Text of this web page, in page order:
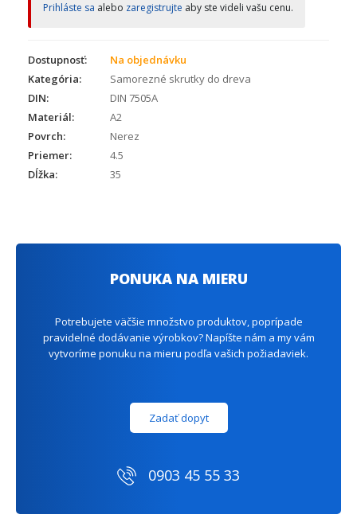
Prihláste sa alebo zaregistrujte aby ste videli vašu cenu.
Dostupnosť:
Na objednávku
Kategória:
Samorezné skrutky do dreva
DIN:
DIN 7505A
Materiál:
A2
Povrch:
Nerez
Priemer:
4.5
Dĺžka:
35
PONUKA NA MIERU
Potrebujete väčšie množstvo produktov, poprípade
pravidelné dodávanie výrobkov? Napíšte nám a my vám
vytvoríme ponuku na mieru podľa vašich požiadaviek.
Zadať dopyt
0903 45 55 33